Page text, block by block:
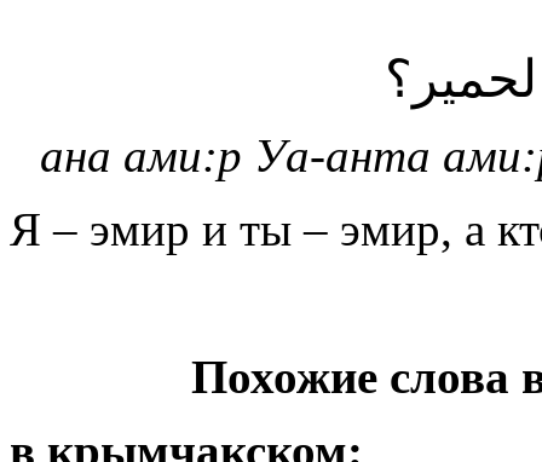
ана ами:р Уа-анта
Я – эмир и ты – эмир, а
Похожие слова
в крымчакском: